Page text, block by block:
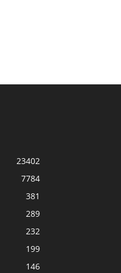
23402
7784
381
289
232
199
146